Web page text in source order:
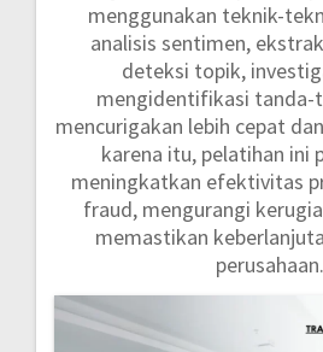
menggunakan teknik-
analisis sentimen,
deteksi topik,
mengidentifikasi tanda-
mencurigakan lebih cepat
karena itu, pelatihan ini
meningkatkan efektivitas
fraud, mengurangi
memastikan
perusahaan.